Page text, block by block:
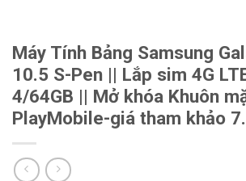
Máy Tính Bảng Samsung
10.5 S-Pen || Lắp sim 4G
4/64GB || Mở khóa Khuôn
PlayMobile-giá tham khảo